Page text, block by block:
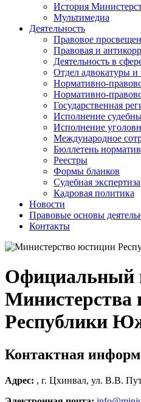
История
Мультимедиа
Деятельность
Правовое
Правовая и
Деятельность в
Отдел адвокатуры и
Нормативно-
Нормативно-
Государственная
Исполнение
Исполнение
Международное
Бюллетень
Реестры
Формы бланков
Судебная экспертиза
Кадровая политика
Новости
Правовые основы
Контакты
Официальный
Министерства
Республики
Контактная
Адрес: , г. Цхинвал, ул. В.В.